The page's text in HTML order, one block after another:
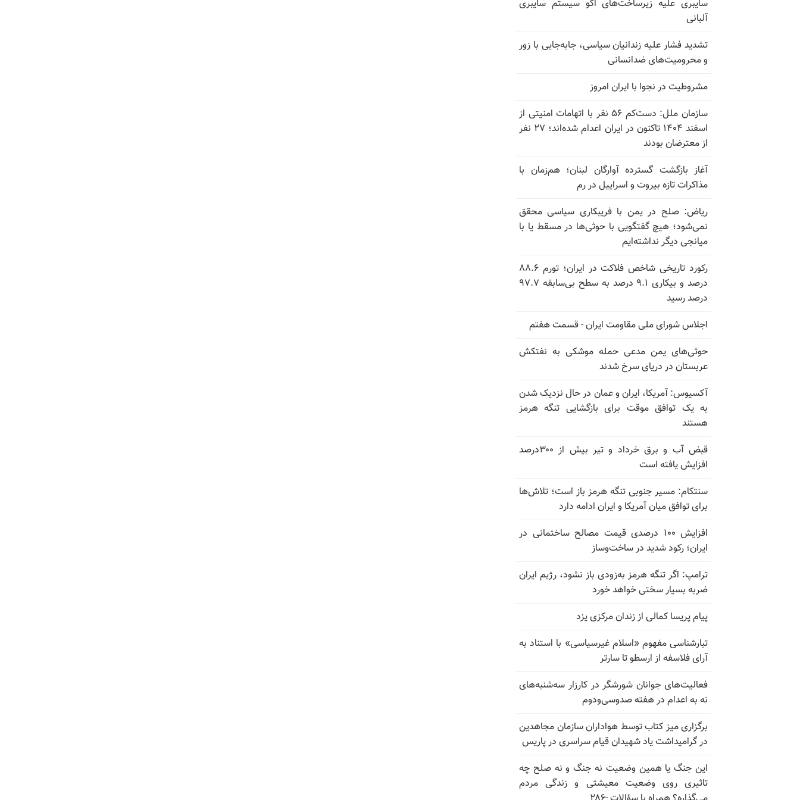
سایبری علیه زیرساخت‌های اکو سیستم سایبری
آلبانی
تشدید فشار علیه زندانیان سیاسی، جابه‌جایی با زور
و محرومیت‌های ضدانسانی
مشروطیت در نجوا با ایران امروز
سازمان ملل: دست‌کم ۵۶ نفر با اتهامات امنیتی از
اسفند ۱۴۰۴ تاکنون در ایران اعدام شده‌اند؛ ۲۷ نفر
از معترضان بودند
آغاز بازگشت گسترده آوارگان لبنان؛ هم‌زمان با
مذاکرات تازه بیروت و اسراییل در رم
ریاض: صلح در یمن با فریبکاری سیاسی محقق
نمی‌شود؛ هیچ گفتگویی با حوثی‌ها در مسقط یا با
میانجی دیگر نداشته‌ایم
رکورد تاریخی شاخص فلاکت در ایران؛ تورم ۸۸.۶
درصد و بیکاری ۹.۱ درصد به سطح بی‌سابقه ۹۷.۷
درصد رسید
اجلاس شورای ملی مقاومت ایران - قسمت هفتم
حوثی‌های یمن مدعی حمله موشکی به نفتکش
عربستان در دریای سرخ شدند
آکسیوس: آمریکا، ایران و عمان در حال نزدیک شدن
به یک توافق موقت برای بازگشایی تنگه هرمز
هستند
قبض آب و برق خرداد و تیر بیش از ۳۰۰درصد
افزایش یافته است
سنتکام: مسیر جنوبی تنگه هرمز باز است؛ تلاش‌ها
برای توافق میان آمریکا و ایران ادامه دارد
افزایش ۱۰۰ درصدی قیمت مصالح ساختمانی در
ایران؛ رکود شدید در ساخت‌وساز
ترامپ: اگر تنگه هرمز به‌زودی باز نشود، رژیم ایران
ضربه بسیار سختی خواهد خورد
پیام پریسا کمالی از زندان مرکزی یزد
تبارشناسی مفهوم «اسلام غیرسیاسی» با استناد به
آرای فلاسفه از ارسطو تا سارتر
فعالیت‌های جوانان شورشگر در کارزار سه‌شنبه‌های
نه به اعدام در هفته صدوسی‌و‌دوم
برگزاری میز کتاب توسط هواداران سازمان مجاهدین
در گرامیداشت یاد شهیدان قیام سراسری در پاریس
این جنگ یا همین وضعیت نه جنگ و نه صلح چه
تاثیری روی وضعیت معیشتی و زندگی مردم